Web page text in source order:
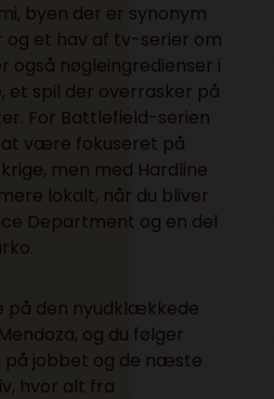
byen der er synonym
og et hav af tv-serier om
også nøgleingredienser i
et spil der overrasker på
For Battlefield-serien
være fokuseret på
men med Hardline
lokalt, når du bliver
Department og en del
på den nyudklækkede
og du følger
på jobbet og de næste
hvor alt fra